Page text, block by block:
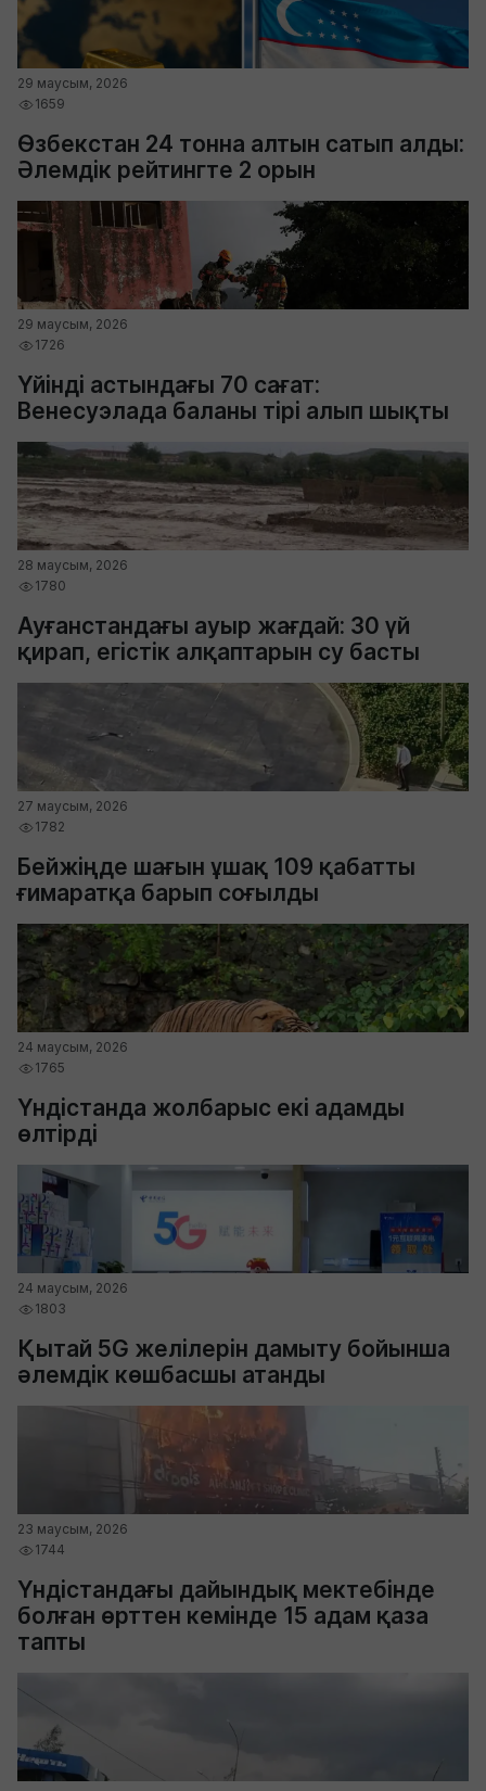
29 маусым, 2026
1659
Өзбекстан 24 тонна алтын сатып алды:
Әлемдік рейтингте 2 орын
29 маусым, 2026
1726
Үйінді астындағы 70 сағат:
Венесуэлада баланы тірі алып шықты
28 маусым, 2026
1780
Ауғанстандағы ауыр жағдай: 30 үй
қирап, егістік алқаптарын су басты
27 маусым, 2026
1782
Бейжіңде шағын ұшақ 109 қабатты
ғимаратқа барып соғылды
24 маусым, 2026
1765
Үндістанда жолбарыс екі адамды
өлтірді
24 маусым, 2026
1803
Қытай 5G желілерін дамыту бойынша
әлемдік көшбасшы атанды
23 маусым, 2026
1744
Үндістандағы дайындық мектебінде
болған өрттен кемінде 15 адам қаза
тапты